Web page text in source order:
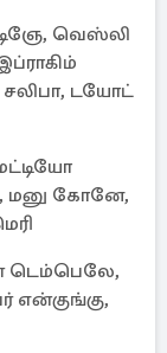
வெஸ்லி
டயோட்
மனு கோனே,
டெம்பெலே,
என்குங்கு,